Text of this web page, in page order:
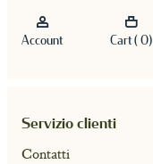
Account Cart ( 0)
Servizio clienti
Contatti